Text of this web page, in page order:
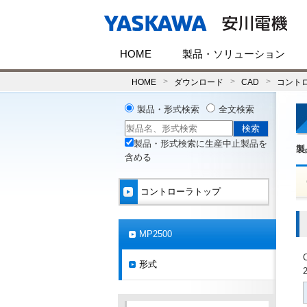
HOME 製品・ソリューション
HOME ダウンロード CAD コント
製
製品・形式検索 全文検索
製品・形式検索に生産中止製品を
含める
コントローラトップ
MP2500
形式